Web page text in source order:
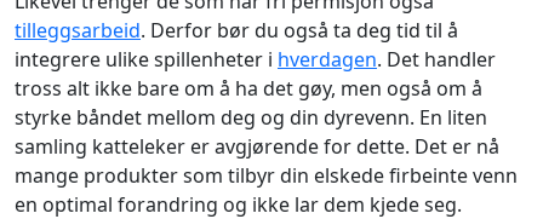
tilleggsarbeid. Derfor bør du også ta deg tid til å
integrere ulike spillenheter i hverdagen. Det handler
tross alt ikke bare om å ha det gøy, men også om å
styrke båndet mellom deg og din dyrevenn. En liten
samling katteleker er avgjørende for dette. Det er nå
mange produkter som tilbyr din elskede firbeinte venn
en optimal forandring og ikke lar dem kjede seg.